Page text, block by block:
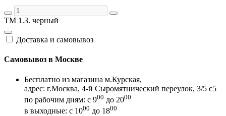
ТМ 1.3. черный
Доставка и самовывоз
Самовывоз в Москве
Бесплатно из магазина м.Курская,
адрес: г.Москва, 4-й Сыромятнический переулок, 3/5 с5
по рабочим дням: с 900 до 2000
в выходные: с 1000 до 1800